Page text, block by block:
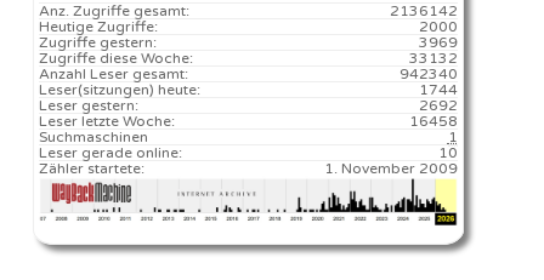
2136142
Anz. Zugriffe gesamt:
2000
Heutige Zugriffe:
3969
Zugriffe gestern:
33132
Zugriffe diese Woche:
942340
Anzahl Leser gesamt:
1744️
Leser(sitzungen) heute:
2692
Leser gestern:
16458️
Leser letzte Woche:
1
Suchmaschinen
10
Leser gerade online:
1. November 2009
Zähler startete: